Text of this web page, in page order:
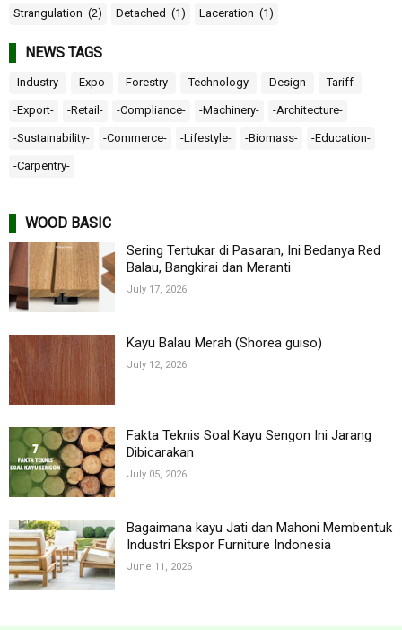
Strangulation (2) Detached (1) Laceration (1)
NEWS TAGS
-Industry- -Expo- -Forestry- -Technology- -Design- -Tariff-
-Export- -Retail- -Compliance- -Machinery- -Architecture-
-Sustainability- -Commerce- -Lifestyle- -Biomass- -Education-
-Carpentry-
WOOD BASIC
Sering Tertukar di Pasaran, Ini Bedanya Red
Balau, Bangkirai dan Meranti
July 17, 2026
Kayu Balau Merah (Shorea guiso)
July 12, 2026
Fakta Teknis Soal Kayu Sengon Ini Jarang
Dibicarakan
July 05, 2026
Bagaimana kayu Jati dan Mahoni Membentuk
Industri Ekspor Furniture Indonesia
June 11, 2026